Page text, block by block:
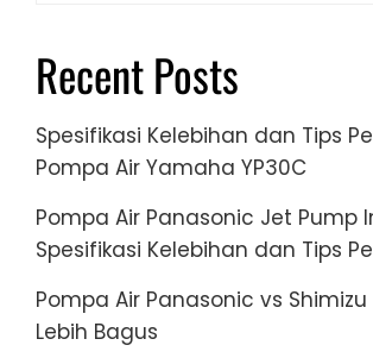
Recent Posts
Spesifikasi Kelebihan dan Tips
Pompa Air Yamaha YP30C
Pompa Air Panasonic Jet Pump
Spesifikasi Kelebihan dan Tips
Pompa Air Panasonic vs
Lebih Bagus